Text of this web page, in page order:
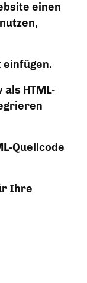
einen
HTML-
Quellcode
Ihre